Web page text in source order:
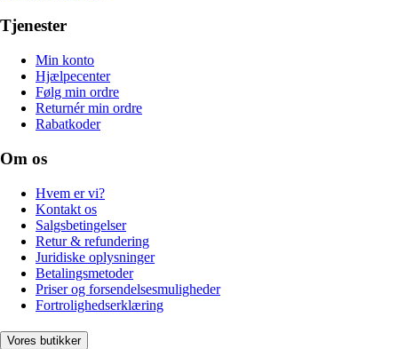
Tjenester
Min konto
Hjælpecenter
Følg min ordre
Returnér min ordre
Rabatkoder
Om os
Hvem er vi?
Kontakt os
Salgsbetingelser
Retur & refundering
Juridiske oplysninger
Betalingsmetoder
Priser og forsendelsesmuligheder
Fortrolighedserklæring
Vores butikker